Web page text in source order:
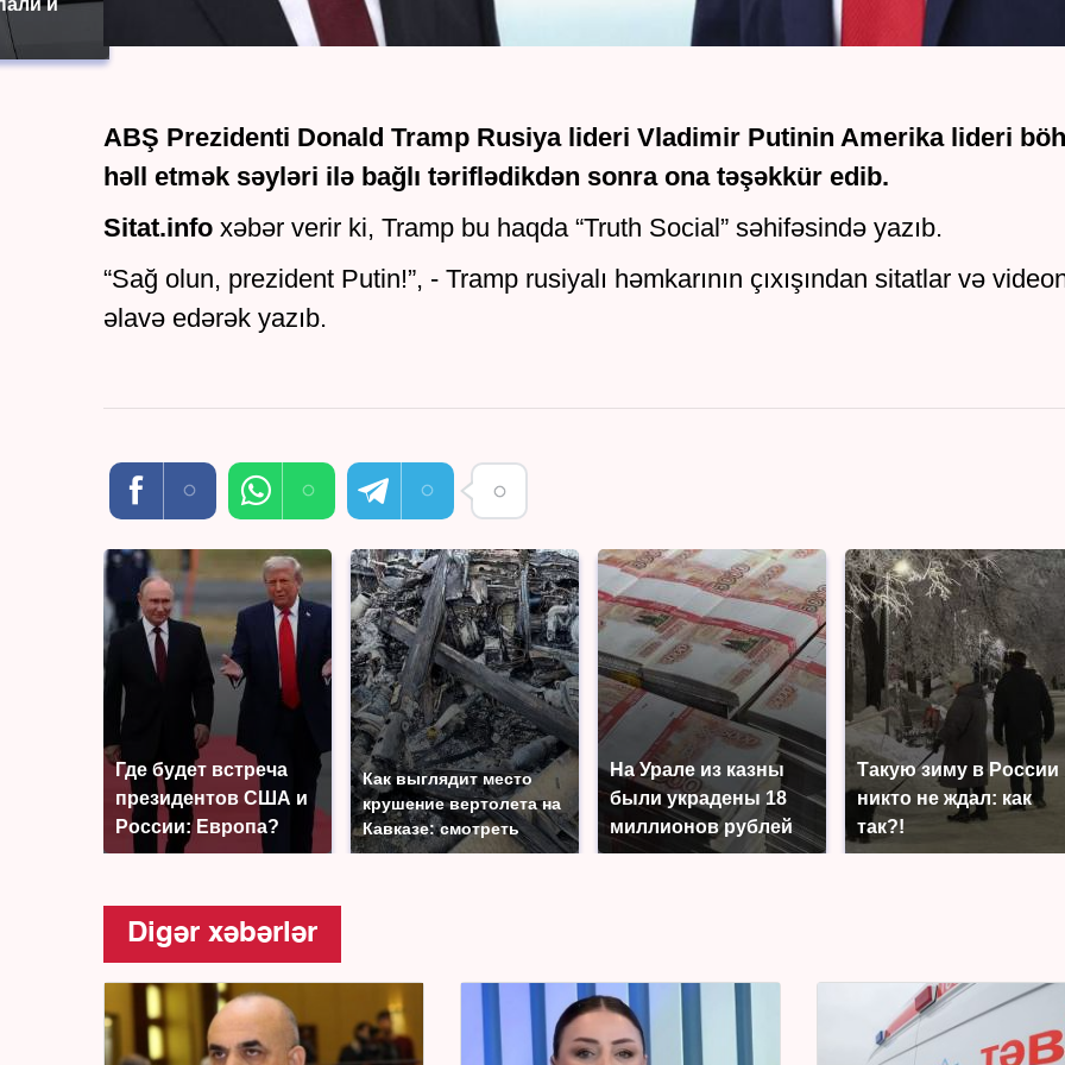
и
ABŞ Prezidenti Donald Tramp Rusiya lideri Vladimir Putinin Amerika lideri
həll etmək səyləri ilə bağlı təriflədikdən sonra ona təşəkkür edib.
Sitat.info xəbər verir ki, Tramp bu haqda “Truth Social” səhifəsində yazıb.
“Sağ olun, prezident Putin!”, - Tramp rusiyalı həmkarının çıxışından sitatlar və
əlavə edərək yazıb.
Где будет встреча
президентов США и
России: Европа?
Как выглядит место
крушение вертолета на
Кавказе: смотреть
На Урале из казны
были украдены 18
миллионов рублей
Такую зиму в России
никто не ждал: как
так?!
Digər xəbərlər